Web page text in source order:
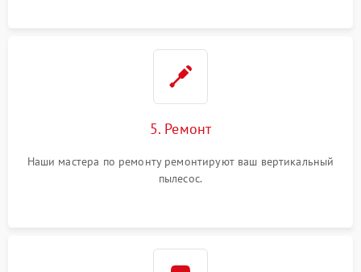
5. Ремонт
Наши мастера по ремонту ремонтируют ваш вертикальный
пылесос.